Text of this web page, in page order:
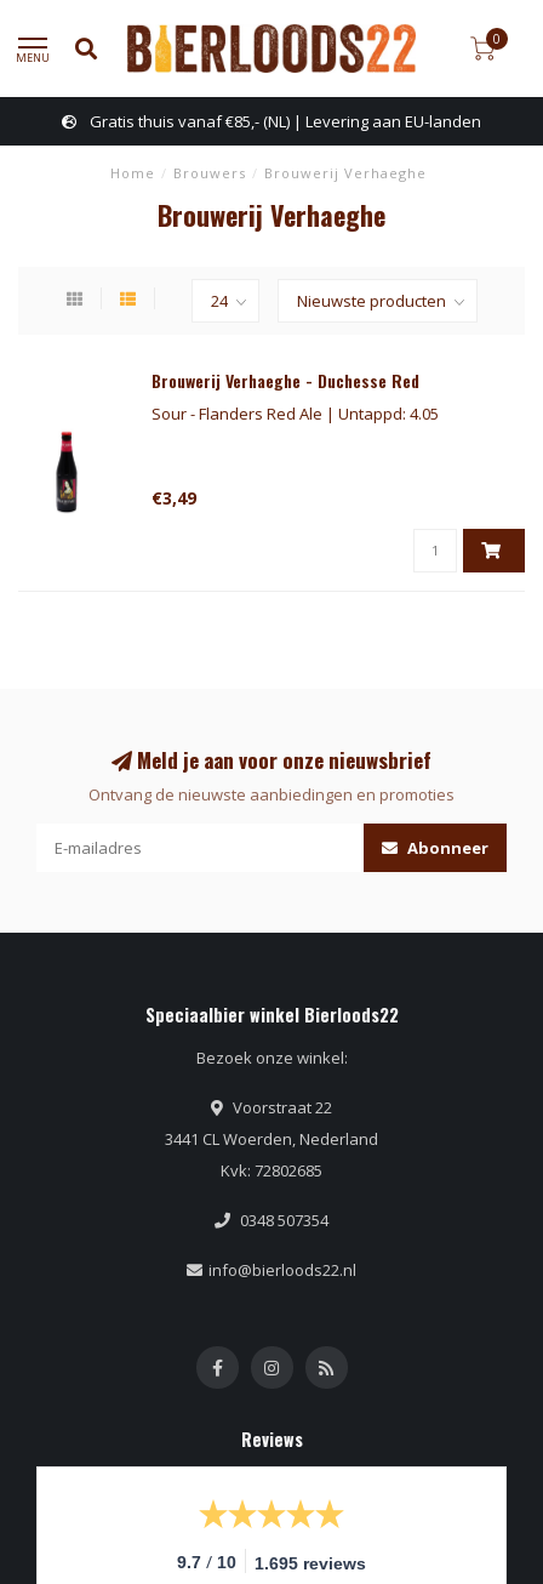
MENU
0
Gratis thuis vanaf €85,- (NL) | Levering aan EU-landen
Home / Brouwers / Brouwerij Verhaeghe
Brouwerij Verhaeghe
Brouwerij Verhaeghe - Duchesse Red
Sour - Flanders Red Ale | Untappd: 4.05
€3,49
Meld je aan voor onze nieuwsbrief
Ontvang de nieuwste aanbiedingen en promoties
Abonneer
Speciaalbier winkel Bierloods22
Bezoek onze winkel:
Voorstraat 22
3441 CL Woerden, Nederland
Kvk: 72802685
0348 507354
info@bierloods22.nl
Reviews
9.7 / 10 1.695 reviews